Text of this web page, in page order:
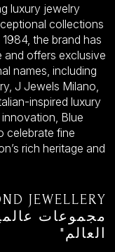
luxury jewelry
collections
the brand has
and offers exclusive
names, including
J Jewels Milano,
inspired luxury
Blue
celebrate fine
rich heritage and
مجموعات
العالم"